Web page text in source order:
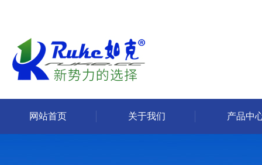
网站首页 关于我们 产品中